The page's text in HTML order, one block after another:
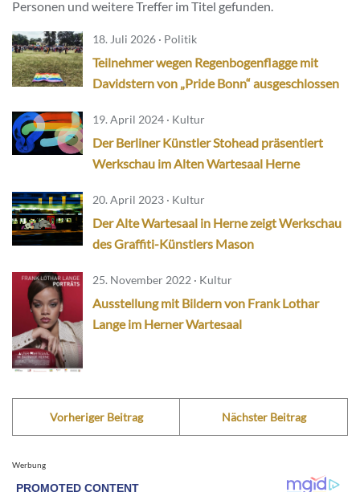
Personen und weitere Treffer im Titel gefunden.
18. Juli 2026 · Politik
Teilnehmer wegen Regenbogenflagge mit
Davidstern von „Pride Bonn“ ausgeschlossen
19. April 2024 · Kultur
Der Berliner Künstler Stohead präsentiert
Werkschau im Alten Wartesaal Herne
20. April 2023 · Kultur
Der Alte Wartesaal in Herne zeigt Werkschau
des Graffiti-Künstlers Mason
25. November 2022 · Kultur
Ausstellung mit Bildern von Frank Lothar
Lange im Herner Wartesaal
Vorheriger Beitrag Nächster Beitrag
Werbung